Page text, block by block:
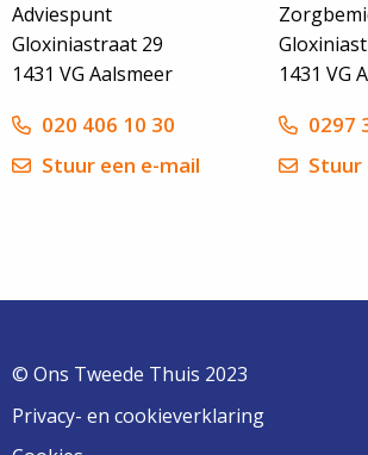
Adviespunt
Gloxiniastraat 29
1431 VG Aalsmeer
020 406 10 30
Stuur een e-mail
1431 VG
0297
Stuur
© Ons Tweede Thuis 2023
Privacy- en cookieverklaring